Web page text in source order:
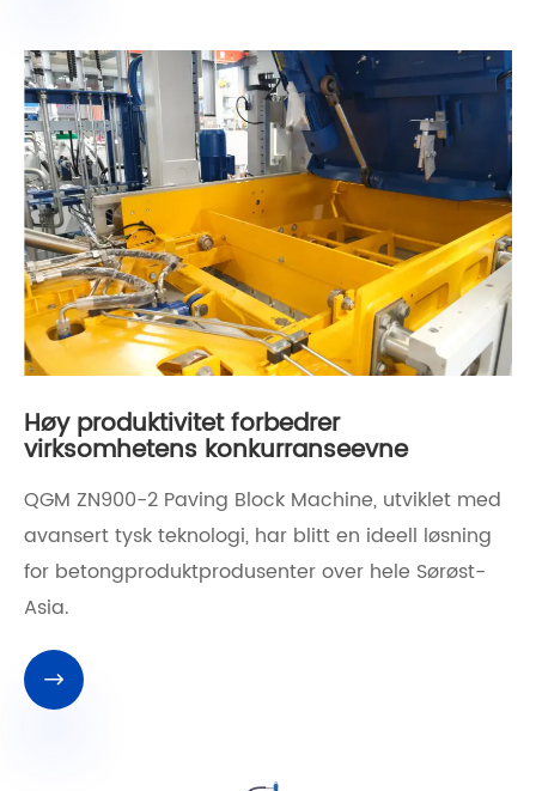
Høy produktivitet forbedrer
virksomhetens konkurranseevne
QGM ZN900-2 Paving Block Machine, utviklet med
avansert tysk teknologi, har blitt en ideell løsning
for betongproduktprodusenter over hele Sørøst-
Asia.
